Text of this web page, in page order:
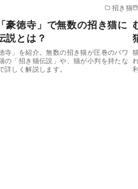
招き猫
豪徳寺」で無数の招き猫に
説とは？
寺」を紹介。無数の招き猫が圧巻のパワ
の「招き猫伝説」や、猫が小判を持たな
しく解説します。